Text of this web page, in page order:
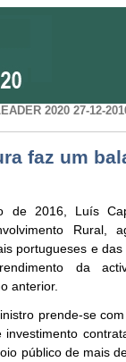
2020 27-12-
faz um
de 2016, Luís
Rural,
portugueses e
da
anterior.
prende-se
público de mais